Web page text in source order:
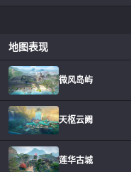
地图表现
微风岛屿
天枢云阙
莲华古城